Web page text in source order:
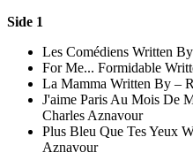
Side 1
Les Comédiens Written
For Me... Formidable
La Mamma Written By –
J'aime Paris Au Mois De
Charles Aznavour
Plus Bleu Que Tes Yeux
Aznavour